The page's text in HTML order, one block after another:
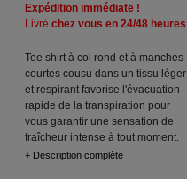
Expédition immédiate !
Livré chez vous en 24/48 heures
Tee shirt à col rond et à manches
courtes cousu dans un tissu léger
et respirant favorise l'évacuation
rapide de la transpiration pour
vous garantir une sensation de
fraîcheur intense à tout moment.
+ Description complète